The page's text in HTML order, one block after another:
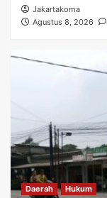
Jakartakoma
Agustus 8, 2026
Daerah Hukum